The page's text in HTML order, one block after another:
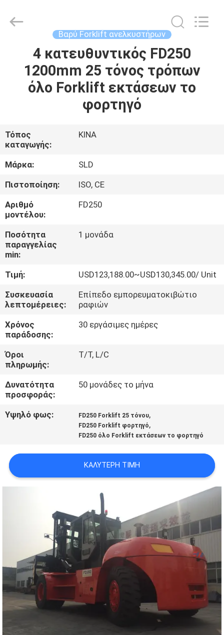
ΣΠΊΤΙ
ΠΡΟΪΌΝΤΑ
ΕΜΕΊΣ
ΓΎΡΟΣ
ΕΡΓΟΣΤΑΣΊΩΝ
ΠΟΙΟΤΙΚΌΣ
ΈΛΕΓΧΟΣ
PRIVACY
POLICY
Βαρύ Forklift ανελκυστήρων
4 κατευθυντικός FD250
1200mm 25 τόνος τρόπων
όλο Forklift εκτάσεων το
φορτηγό
Τόπος
καταγωγής:
ΚΙΝΑ
Μάρκα:
SLD
Πιστοποίηση:
ISO, CE
Αριθμό
μοντέλου:
FD250
Ποσότητα
παραγγελίας
min:
1 μονάδα
Τιμή:
USD123,188.00~USD130,345.00/ Unit
Συσκευασία
λεπτομέρειες:
Επίπεδο εμπορευματοκιβώτιο
ραφιών
Χρόνος
παράδοσης:
30 εργάσιμες ημέρες
Όροι
πληρωμής:
T/T, L/C
Δυνατότητα
προσφοράς:
50 μονάδες το μήνα
Υψηλό φως: FD250 Forklift 25 τόνου,
FD250 Forklift φορτηγό,
FD250 όλο Forklift εκτάσεων το φορτηγό
ΚΑΛΎΤΕΡΗ ΤΙΜΉ